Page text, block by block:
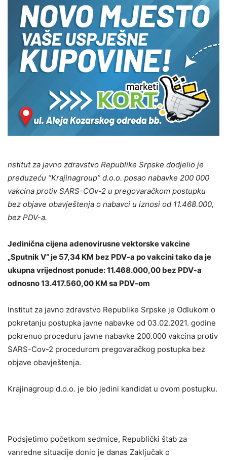
nstitut za javno zdravstvo Republike Srpske dodjelio je
preduzeću “Krajinagroup” d.o.o. posao nabavke 200 000
vakcina protiv SARS-COv-2 u pregovaračkom postupku
bez objave obavještenja o nabavci u iznosi od 11.468.000,
bez PDV-a.
Jedinična cijena adenovirusne vektorske vakcine
„Sputnik V“ je 57,34 KM bez PDV-a po vakcini tako da je
ukupna vrijednost ponude: 11.468.000,00 bez PDV-a
odnosno 13.417.560,00 KM sa PDV-om
Institut za javno zdravstvo Republike Srpske je Odlukom o
pokretanju postupka javne nabavke od 03.02.2021. godine
pokrenuo proceduru javne nabavke 200.000 vakcina protiv
SARS-Cov-2 procedurom pregovaračkog postupka bez
objave obavještenja.
Krajinagroup d.o.o. je bio jedini kandidat u ovom postupku.
Podsjetimo početkom sedmice, Republički štab za
vanredne situacije donio je danas Zaključak o